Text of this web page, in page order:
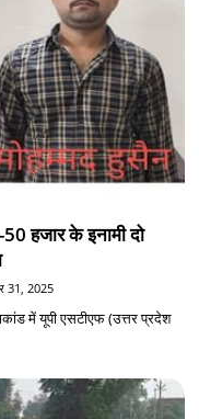
हजार के इनामी दो
31, 2025
में यूपी एसटीएफ (उत्तर प्रदेश